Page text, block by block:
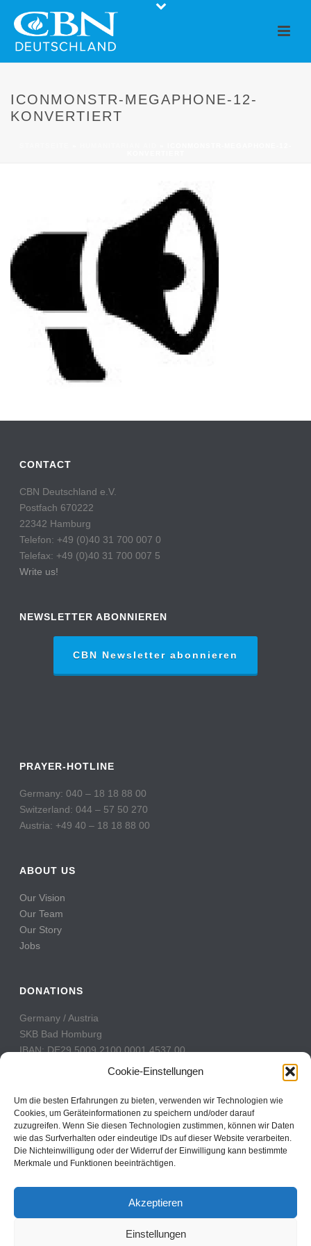
Cookie-Einstellungen
Um die besten Erfahrungen zu bieten, verwenden wir Technologien wie
Cookies, um Geräteinformationen zu speichern und/oder darauf
zuzugreifen. Wenn Sie diesen Technologien zustimmen, können wir Daten
wie das Surfverhalten oder eindeutige IDs auf dieser Website verarbeiten.
Die Nichteinwilligung oder der Widerruf der Einwilligung kann bestimmte
Merkmale und Funktionen beeinträchtigen.
Akzeptieren
Einstellungen
ICONMONSTR-MEGAPHONE-12-
KONVERTIERT
CONTACT
CBN Deutschland e.V.
Postfach 670222
22342 Hamburg
Telefon: +49 (0)40 31 700 007 0
Telefax: +49 (0)40 31 700 007 5
Write us!
NEWSLETTER ABONNIEREN
CBN Newsletter abonnieren
PRAYER-HOTLINE
Germany: 040 – 18 18 88 00
Switzerland: 044 – 57 50 270
Austria: +49 40 – 18 18 88 00
ABOUT US
Our Vision
Our Team
Our Story
Jobs
DONATIONS
Germany / Austria
SKB Bad Homburg
IBAN: DE29 5009 2100 0001 4537 00
BIC: GENODE51BH2
Switzerland
PostFinance
Konto: 60-742493-7
IBAN: CH31 0900 0000 6074 2493 7
BIC: POFICHBEXXX